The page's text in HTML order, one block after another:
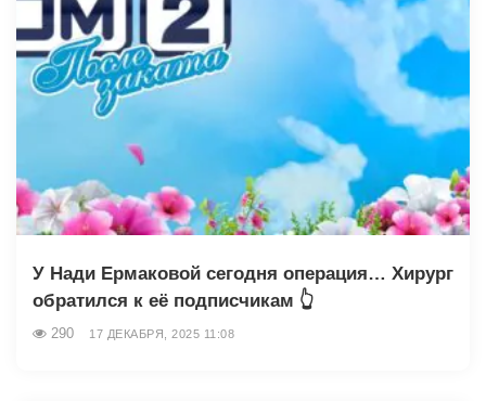
У Нади Ермаковой сегодня операция… Хирург
обратился к её подписчикам 👆
290 17 ДЕКАБРЯ, 2025 11:08